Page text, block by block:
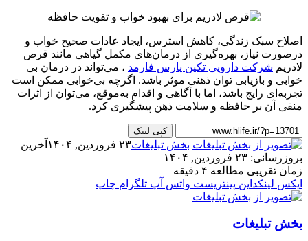
اصلاح سبک زندگی، کاهش استرس، ایجاد عادات صحیح خواب و
درصورت نیاز، بهره‌گیری از درمان‌های مکمل گیاهی مانند قرص
لادریم شرکت دارویی تکین پارس فارمد ، می‌تواند در درمان بی
خوابی و بازیابی توان ذهنی موثر باشد. اگرچه بی‌خوابی ممکن است
تجربه‌ای رایج باشد، اما با آگاهی و اقدام به‌موقع، می‌توان از اثرات
منفی آن بر حافظه و سلامت ذهن پیشگیری کرد.
کپی لینک
بخش تبلیغات۲۳ فروردین, ۱۴۰۴
آخرین
بروزرسانی: ۲۳ فروردین, ۱۴۰۴
زمان تقریبی مطالعه ۴ دقیقه
ایکس لینکداین پینتریست واتس آپ تلگرام چاپ
بخش تبلیغات